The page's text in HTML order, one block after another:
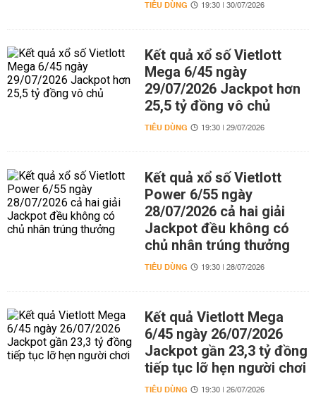
TIÊU DÙNG 19:30 | 30/07/2026
Kết quả xổ số Vietlott
Mega 6/45 ngày
29/07/2026 Jackpot hơn
25,5 tỷ đồng vô chủ
TIÊU DÙNG 19:30 | 29/07/2026
Kết quả xổ số Vietlott
Power 6/55 ngày
28/07/2026 cả hai giải
Jackpot đều không có
chủ nhân trúng thưởng
TIÊU DÙNG 19:30 | 28/07/2026
Kết quả Vietlott Mega
6/45 ngày 26/07/2026
Jackpot gần 23,3 tỷ đồng
tiếp tục lỡ hẹn người chơi
TIÊU DÙNG 19:30 | 26/07/2026